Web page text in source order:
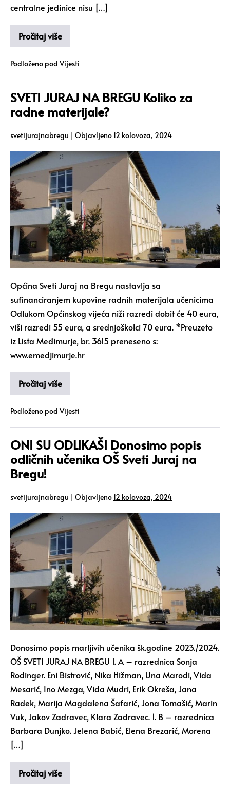
centralne jedinice nisu […]
Pročitaj više
Podloženo pod Vijesti
SVETI JURAJ NA BREGU Koliko za
radne materijale?
svetijurajnabregu Objavljeno 12 kolovoza, 2024
Općina Sveti Juraj na Bregu nastavlja sa
sufinanciranjem kupovine radnih materijala učenicima
Odlukom Općinskog vijeća niži razredi dobit će 40 eura,
viši razredi 55 eura, a srednjoškolci 70 eura. *Preuzeto
iz Lista Međimurje, br. 3615 preneseno s:
www.emedjimurje.hr
Pročitaj više
Podloženo pod Vijesti
ONI SU ODLIKAŠI Donosimo popis
odličnih učenika OŠ Sveti Juraj na
Bregu!
svetijurajnabregu Objavljeno 12 kolovoza, 2024
Donosimo popis marljivih učenika šk.godine 2023./2024.
OŠ SVETI JURAJ NA BREGU 1. A – razrednica Sonja
Rodinger. Eni Bistrović, Nika Hižman, Una Marodi, Vida
Mesarić, Ino Mezga, Vida Mudri, Erik Okreša, Jana
Radek, Marija Magdalena Šafarić, Jona Tomašić, Marin
Vuk, Jakov Zadravec, Klara Zadravec. 1. B – razrednica
Barbara Dunjko. Jelena Babić, Elena Brezarić, Morena
[…]
Pročitaj više